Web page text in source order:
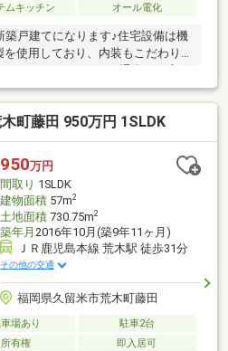
ムキッチン オール電化
築戸建てになります♪住宅設備は機
使用しており、内装もこだわり
トリプルワイドIHを取り入れてお
能となります♪食洗器も大容量とな
る主婦の味方です♪電動シャッター
間がかかりません♪内覧可能となっ
ださい
Ets-MzGg0vg?
町藤田 950万円 1SLDK
950万円
間取り 1SLDK
建物面積57m2
土地面積730.75m2
築年月 2016年10月(築9年11ヶ月)
ＪＲ鹿児島本線 荒木駅 徒歩31分
その他の交通
福岡県久留米市荒木町藤田
場あり
駐車2台
所有権 即入居可